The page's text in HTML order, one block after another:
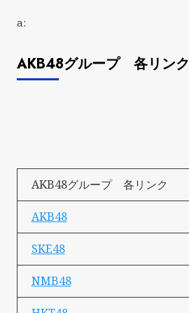
a:
AKB48グループ 各リンク
AKB48グループ 各リンク
AKB48
SKE48
NMB48